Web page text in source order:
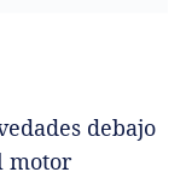
debajo
motor